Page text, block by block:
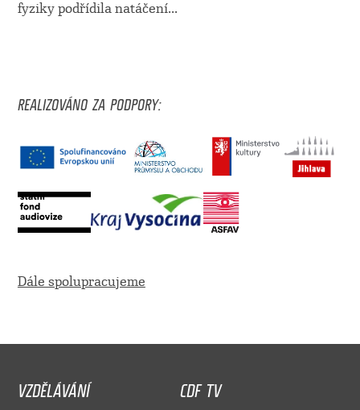
fyziky podřídila natáčení...
REALIZOVÁNO ZA PODPORY:
Dále spolupracujeme
VZDĚLÁVÁNÍ
CDF TV